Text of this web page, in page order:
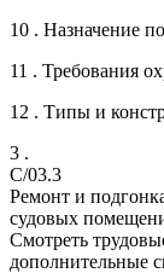
10 . Назначение
11 . Требования
12 . Типы и
3 .
C/03.3
Ремонт и
судовых
Смотреть
дополнительные